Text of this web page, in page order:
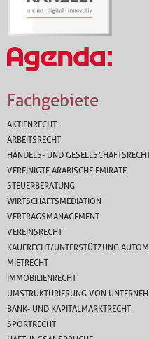
Fachgebiete
AKTIENRECHT
ARBEITSRECHT
HANDELS- UND
VEREINIGTE ARABISCHE EMIRATE
STEUERBERATUNG
WIRTSCHAFTSMEDIATION
VERTRAGSMANAGEMENT
VEREINSRECHT
KAUFRECHT/UNTERSTÜTZUNG
MIETRECHT
IMMOBILIENRECHT
UMSTRUKTURIERUNG VON
BANK- UND KAPITALMARKTRECHT
SPORTRECHT